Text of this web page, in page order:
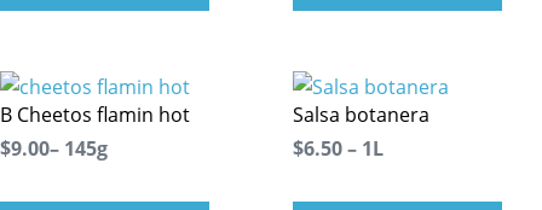
B Cheetos flamin hot
$9.00– 145g
Salsa botanera
$6.50 – 1L